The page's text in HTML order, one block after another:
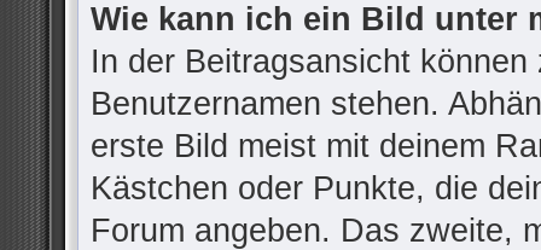
Wie kann ich ein Bild unter
In der Beitragsansicht
Benutzernamen stehen.
erste Bild meist mit deinem
Kästchen oder Punkte, die
Forum angeben. Das zweite,